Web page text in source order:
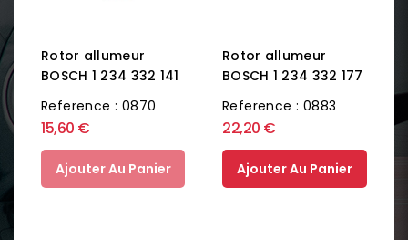
Rotor allumeur
BOSCH 1 234 332 141
Reference : 0870
15,60 €
Ajouter Au Panier
Rotor allumeur
BOSCH 1 234 332 177
Reference : 0883
22,20 €
Ajouter Au Panier